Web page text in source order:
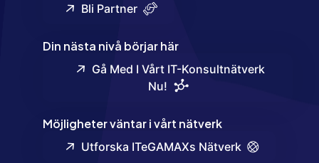
Bli Partner
Din nästa nivå börjar här
Gå Med I Vårt IT-Konsultnätverk
Nu!
Möjligheter väntar i vårt nätverk
Utforska ITeGAMAXs Nätverk